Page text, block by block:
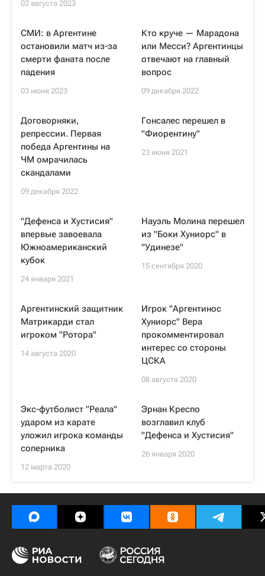
02 августа 2023
СМИ: в Аргентине
остановили матч из-за
смерти фаната после
падения
03 июня 2023
Кто круче — Марадона
или Месси? Аргентинцы
отвечают на главный
вопрос
09 декабря 2022
Договорняки,
репрессии. Первая
победа Аргентины на
ЧМ омрачилась
скандалами
09 декабря 2022
Гонсалес перешел в
"Фиорентину"
23 июня 2021
"Дефенса и Хустисия"
впервые завоевала
Южноамериканский
кубок
24 января 2021
Науэль Молина перешел
из "Боки Хуниорс" в
"Удинезе"
15 сентября 2020
Аргентинский защитник
Матрикарди стал
игроком "Ротора"
14 августа 2020
Игрок "Аргентинос
Хуниорс" Вера
прокомментировал
интерес со стороны
ЦСКА
08 августа 2020
Экс-футболист "Реала"
ударом из карате
уложил игрока команды
соперника
12 марта 2020
Эрнан Креспо
возглавил клуб
"Дефенса и Хустисия"
26 января 2020